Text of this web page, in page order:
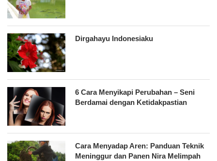
Dirgahayu Indonesiaku
6 Cara Menyikapi Perubahan – Seni
Berdamai dengan Ketidakpastian
Cara Menyadap Aren: Panduan Teknik
Meninggur dan Panen Nira Melimpah